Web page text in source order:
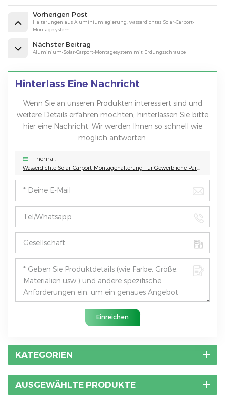
Vorherigen Post
Halterungen aus Aluminiumlegierung, wasserdichtes Solar-Carport-
Montagesystem
Nächster Beitrag
Aluminium-Solar-Carport-Montagesystem mit Erdungsschraube
Hinterlass Eine Nachricht
Wenn Sie an unseren Produkten interessiert sind und
weitere Details erfahren möchten, hinterlassen Sie bitte
hier eine Nachricht. Wir werden Ihnen so schnell wie
möglich antworten.
Thema :
Einreichen
KATEGORIEN
AUSGEWÄHLTE PRODUKTE